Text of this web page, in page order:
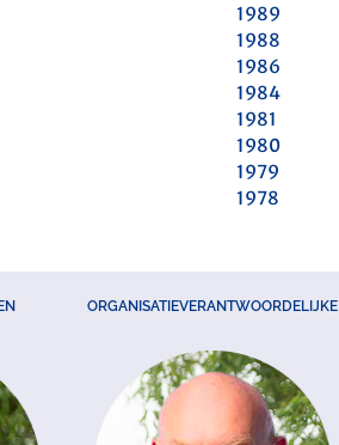
1989
1988
1986
1984
1981
1980
1979
1978
ORGANISATIEVERANTWOORDELIJKE